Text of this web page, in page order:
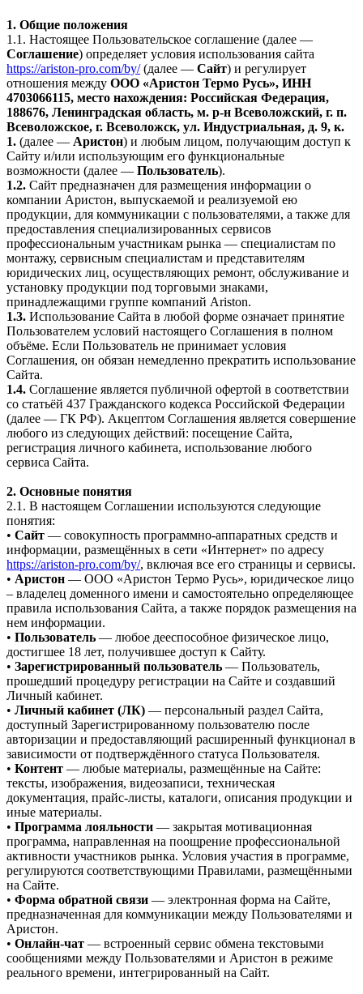
1. Общие положения
1.1. Настоящее Пользовательское соглашение (далее —
Соглашение) определяет условия использования сайта
https://ariston-pro.com/by/(далее — Сайт) и регулирует
отношения между ООО «Аристон Термо Русь», ИНН
4703066115, место нахождения: Российская Федерация,
188676, Ленинградская область, м. р-н Всеволожский, г. п.
Всеволожское, г. Всеволожск, ул. Индустриальная, д. 9, к.
1. (далее — Аристон) и любым лицом, получающим доступ к
Сайту и/или использующим его функциональные
возможности (далее — Пользователь).
1.2. Сайт предназначен для размещения информации о
компании Аристон, выпускаемой и реализуемой ею
продукции, для коммуникации с пользователями, а также для
предоставления специализированных сервисов
профессиональным участникам рынка — специалистам по
монтажу, сервисным специалистам и представителям
юридических лиц, осуществляющих ремонт, обслуживание и
установку продукции под торговыми знаками,
принадлежащими группе компаний Ariston.
1.3. Использование Сайта в любой форме означает принятие
Пользователем условий настоящего Соглашения в полном
объёме. Если Пользователь не принимает условия
Соглашения, он обязан немедленно прекратить использование
Сайта.
1.4. Соглашение является публичной офертой в соответствии
со статьёй 437 Гражданского кодекса Российской Федерации
(далее — ГК РФ). Акцептом Соглашения является совершение
любого из следующих действий: посещение Сайта,
регистрация личного кабинета, использование любого
сервиса Сайта.
2. Основные понятия
2.1. В настоящем Соглашении используются следующие
понятия:
• Сайт — совокупность программно-аппаратных средств и
информации, размещённых в сети «Интернет» по адресу
https://ariston-pro.com/by/, включая все его страницы и сервисы.
• Аристон — ООО «Аристон Термо Русь», юридическое лицо
– владелец доменного имени и самостоятельно определяющее
правила использования Сайта, а также порядок размещения на
нем информации.
• Пользователь — любое дееспособное физическое лицо,
достигшее 18 лет, получившее доступ к Сайту.
• Зарегистрированный пользователь — Пользователь,
прошедший процедуру регистрации на Сайте и создавший
Личный кабинет.
• Личный кабинет (ЛК) — персональный раздел Сайта,
доступный Зарегистрированному пользователю после
авторизации и предоставляющий расширенный функционал в
зависимости от подтверждённого статуса Пользователя.
• Контент — любые материалы, размещённые на Сайте:
тексты, изображения, видеозаписи, техническая
документация, прайс-листы, каталоги, описания продукции и
иные материалы.
• Программа лояльности — закрытая мотивационная
программа, направленная на поощрение профессиональной
активности участников рынка. Условия участия в программе,
регулируются соответствующими Правилами, размещёнными
на Сайте.
• Форма обратной связи — электронная форма на Сайте,
предназначенная для коммуникации между Пользователями и
Аристон.
• Онлайн-чат — встроенный сервис обмена текстовыми
сообщениями между Пользователями и Аристон в режиме
реального времени, интегрированный на Сайт.